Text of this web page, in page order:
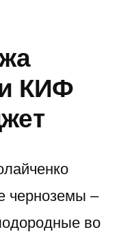
КИФ
черноземы –
во